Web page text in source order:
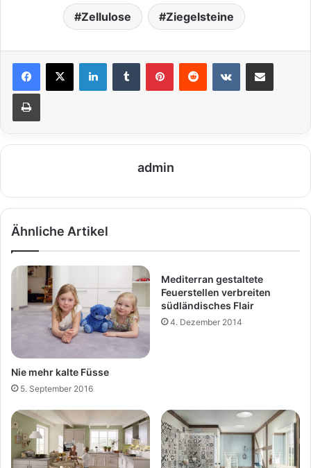
Zellulose Ziegelsteine
admin
Ähnliche Artikel
Nie mehr kalte Füsse
5. September 2016
Mediterran gestaltete
Feuerstellen verbreiten
südländisches Flair
4. Dezember 2014